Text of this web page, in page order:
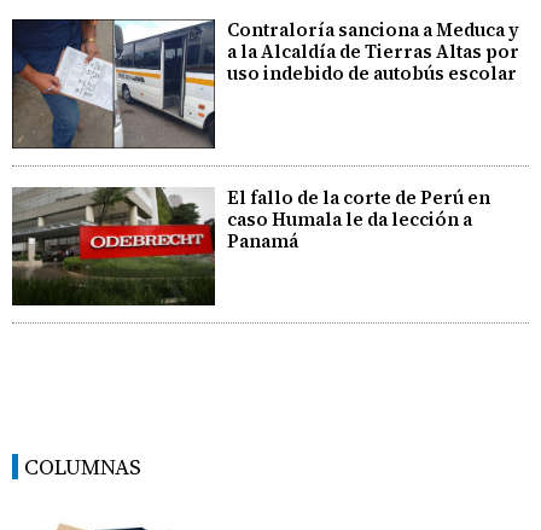
Contraloría sanciona a Meduca y
a la Alcaldía de Tierras Altas por
uso indebido de autobús escolar
El fallo de la corte de Perú en
caso Humala le da lección a
Panamá
COLUMNAS